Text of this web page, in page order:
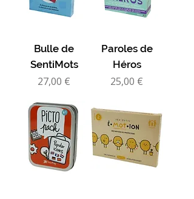
Bulle de
SentiMots
Prix
27,00 €
Paroles de
Héros
Prix
25,00 €